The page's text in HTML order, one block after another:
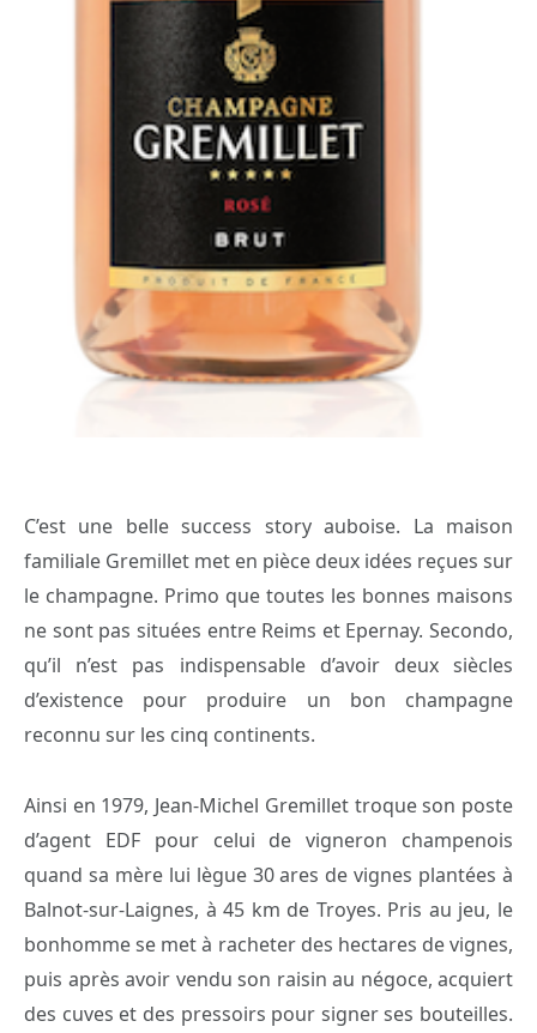
C’est une belle success story auboise. La maison
familiale Gremillet met en pièce deux idées reçues sur
le champagne. Primo que toutes les bonnes maisons
ne sont pas situées entre Reims et Epernay. Secondo,
qu’il n’est pas indispensable d’avoir deux siècles
d’existence pour produire un bon champagne
reconnu sur les cinq continents.
Ainsi en 1979, Jean-Michel Gremillet troque son poste
d’agent EDF pour celui de vigneron champenois
quand sa mère lui lègue 30 ares de vignes plantées à
Balnot-sur-Laignes, à 45 km de Troyes. Pris au jeu, le
bonhomme se met à racheter des hectares de vignes,
puis après avoir vendu son raisin au négoce, acquiert
des cuves et des pressoirs pour signer ses bouteilles.